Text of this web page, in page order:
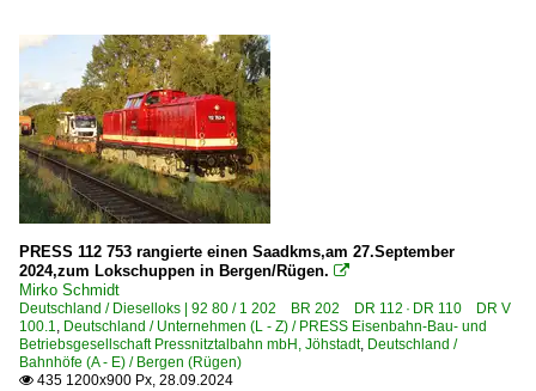
PRESS 112 753 rangierte einen Saadkms,am 27.September
2024,zum Lokschuppen in Bergen/Rügen. 
Mirko Schmidt
Deutschland / Dieselloks | 92 80 / 1 202 BR 202 DR 112 · DR 110 DR V
100.1, Deutschland / Unternehmen (L - Z) / PRESS Eisenbahn-Bau- und
Betriebsgesellschaft Pressnitztalbahn mbH, Jöhstadt, Deutschland /
Bahnhöfe (A - E) / Bergen (Rügen)
 435 1200x900 Px, 28.09.2024